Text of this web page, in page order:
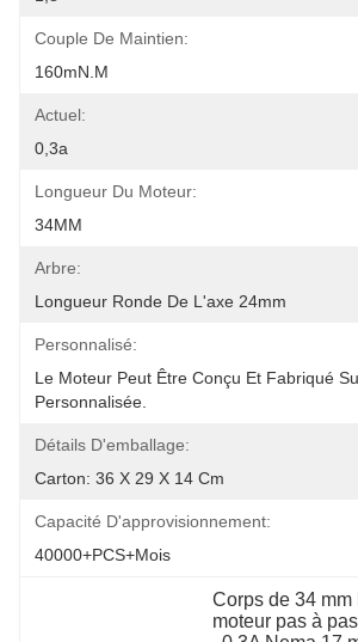
Couple De Maintien:
160mN.m
Actuel:
0,3a
Longueur Du Moteur:
34MM
Arbre:
Longueur Ronde De L'axe 24mm
Personnalisé:
Le Moteur Peut Être Conçu Et Fabriqué
Personnalisée.
Détails D'emballage:
Carton: 36 X 29 X 14 Cm
Capacité D'approvisionnement:
40000+PCS+mois
Corps de 34 mm
moteur pas à pas